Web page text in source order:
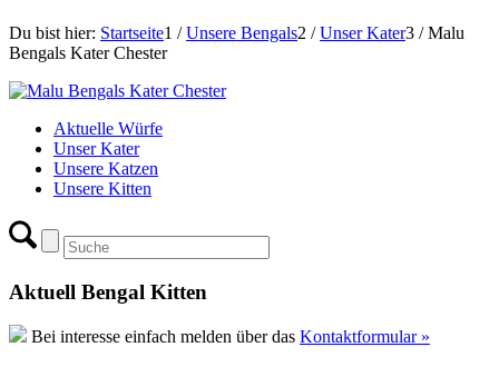
Du bist hier: Startseite1 / Unsere Bengals2 / Unser Kater3 / Malu
Bengals Kater Chester
Aktuelle Würfe
Unser Kater
Unsere Katzen
Unsere Kitten
Aktuell Bengal Kitten
Bei interesse einfach melden über das Kontaktformular »